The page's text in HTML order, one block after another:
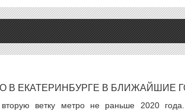
В ЕКАТЕРИНБУРГЕ В БЛИЖАЙШИЕ
вторую ветку метро не раньше 2020